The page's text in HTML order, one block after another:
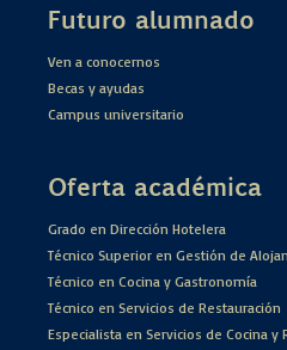
Futuro alumnado
Ven a conocernos
Becas y ayudas
Campus universitario
Oferta académica
Grado en Dirección Hotelera
Técnico Superior en Gestión de
Técnico en Cocina y Gastronomía
Técnico en Servicios de Restauración
Especialista en Servicios de Cocina y